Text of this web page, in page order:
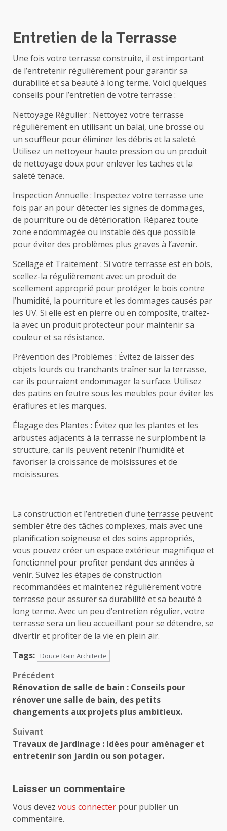
Entretien de la Terrasse
Une fois votre terrasse construite, il est important
de l’entretenir régulièrement pour garantir sa
durabilité et sa beauté à long terme. Voici quelques
conseils pour l’entretien de votre terrasse :
Nettoyage Régulier : Nettoyez votre terrasse
régulièrement en utilisant un balai, une brosse ou
un souffleur pour éliminer les débris et la saleté.
Utilisez un nettoyeur haute pression ou un produit
de nettoyage doux pour enlever les taches et la
saleté tenace.
Inspection Annuelle : Inspectez votre terrasse une
fois par an pour détecter les signes de dommages,
de pourriture ou de détérioration. Réparez toute
zone endommagée ou instable dès que possible
pour éviter des problèmes plus graves à l’avenir.
Scellage et Traitement : Si votre terrasse est en bois,
scellez-la régulièrement avec un produit de
scellement approprié pour protéger le bois contre
l’humidité, la pourriture et les dommages causés par
les UV. Si elle est en pierre ou en composite, traitez-
la avec un produit protecteur pour maintenir sa
couleur et sa résistance.
Prévention des Problèmes : Évitez de laisser des
objets lourds ou tranchants traîner sur la terrasse,
car ils pourraient endommager la surface. Utilisez
des patins en feutre sous les meubles pour éviter les
éraflures et les marques.
Élagage des Plantes : Évitez que les plantes et les
arbustes adjacents à la terrasse ne surplombent la
structure, car ils peuvent retenir l’humidité et
favoriser la croissance de moisissures et de
moisissures.
La construction et l’entretien d’une terrasse peuvent
sembler être des tâches complexes, mais avec une
planification soigneuse et des soins appropriés,
vous pouvez créer un espace extérieur magnifique et
fonctionnel pour profiter pendant des années à
venir. Suivez les étapes de construction
recommandées et maintenez régulièrement votre
terrasse pour assurer sa durabilité et sa beauté à
long terme. Avec un peu d’entretien régulier, votre
terrasse sera un lieu accueillant pour se détendre, se
divertir et profiter de la vie en plein air.
Tags:
Douce Rain Architecte
Navigation
d’article
Précédent
Rénovation de salle de bain : Conseils pour
rénover une salle de bain, des petits
changements aux projets plus ambitieux.
Suivant
Travaux de jardinage : Idées pour aménager et
entretenir son jardin ou son potager.
Laisser un commentaire
Vous devez vous connecter pour publier un
commentaire.